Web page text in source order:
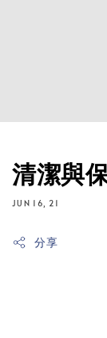
清潔與
JUN 16, 21
分享